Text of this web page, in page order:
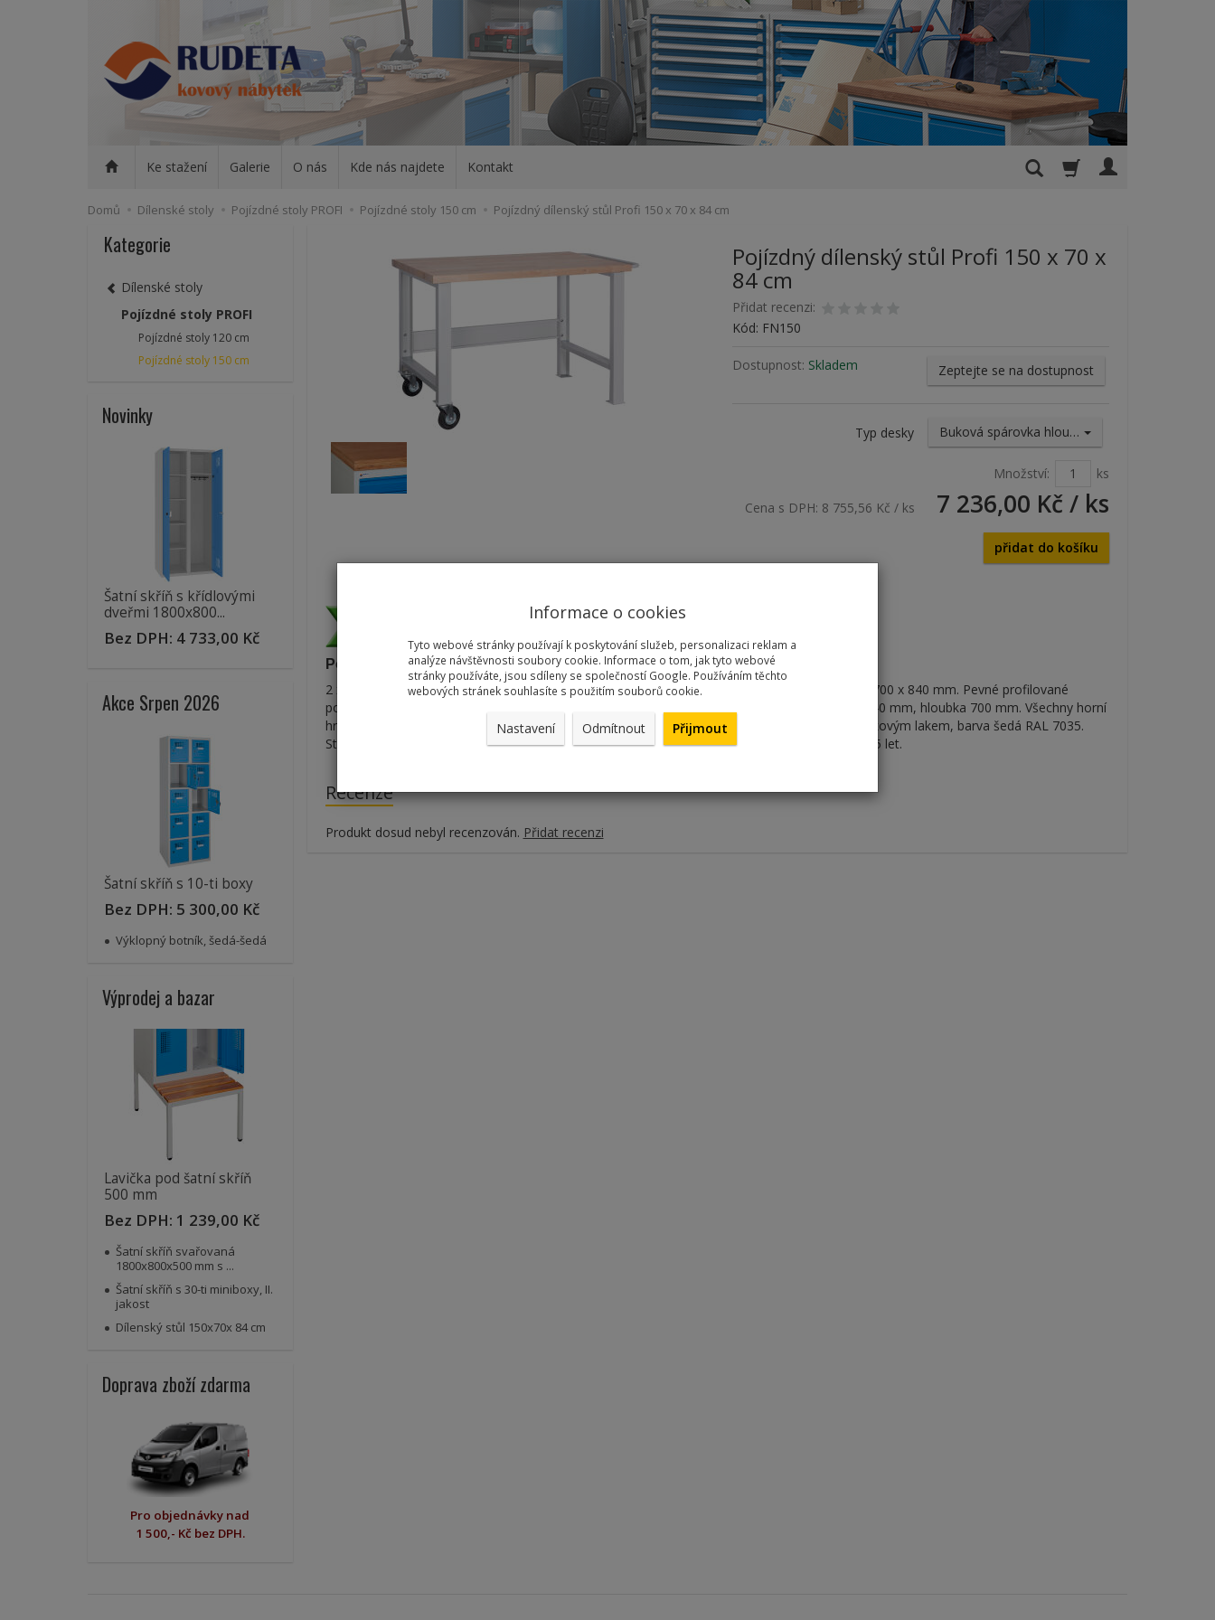
Ke stažení Galerie O nás Kde nás najdete Kontakt
Domů Dílenské stoly Pojízdné stoly PROFI Pojízdné stoly 150 cm Pojízdný dílenský stůl Profi 150 x 70 x 84 cm
Pojízdný dílenský stůl Profi 150 x 70 x
84 cm
Přidat recenzi:
Kód: FN150
Dostupnost: Skladem Zeptejte se na dostupnost
Typ desky Buková spárovka hloubka 700 mm
Množství:
ks
Cena s DPH: 8 755,56 Kč / ks 7 236,00 Kč / ks
přidat do košíku
Pojízdný dílenský stůl 1500 x 700 x 840 mm
2 x pevné podnoží, 2 x otočná pojízdná kolečka pr. 125 mm. Rozměry stolu d x š x v = 1500 x 700 x 840 mm. Pevné profilované
podnoží svařené z ocelových profilů tl. 3,3 mm. Pracovní plocha z kvalitní bukové spárovky tl. 40 mm, hloubka 700 mm. Všechny horní
hrany jsou zaoblené (r = 3 mm). Kovové madlo. Povrchová úprava podnoží vypalovaným práškovým lakem, barva šedá RAL 7035.
Stůl dodáván v demontu, montážní materiál přiložen. Nosnost stolu 300 kg. Záruka na jakost 5 let.
Recenze
Produkt dosud nebyl recenzován. Přidat recenzi
Kategorie
Dílenské stoly
Pojízdné stoly PROFI
Pojízdné stoly 120 cm
Pojízdné stoly 150 cm
Novinky
Šatní skříň s křídlovými
dveřmi 1800x800...
Bez DPH: 4 733,00 Kč
Akce Srpen 2026
Šatní skříň s 10-ti boxy
Bez DPH: 5 300,00 Kč
Výklopný botník, šedá-šedá
Výprodej a bazar
Lavička pod šatní skříň
500 mm
Bez DPH: 1 239,00 Kč
Šatní skříň svařovaná
1800x800x500 mm s ...
Šatní skříň s 30-ti miniboxy, II.
jakost
Dílenský stůl 150x70x 84 cm
Doprava zboží zdarma
Pro objednávky nad
1 500,- Kč bez DPH.
Informace o cookies
Tyto webové stránky používají k poskytování služeb, personalizaci reklam a
analýze návštěvnosti soubory cookie. Informace o tom, jak tyto webové
stránky používáte, jsou sdíleny se společností Google. Používáním těchto
webových stránek souhlasíte s použitím souborů cookie.
Nastavení Odmítnout Přijmout